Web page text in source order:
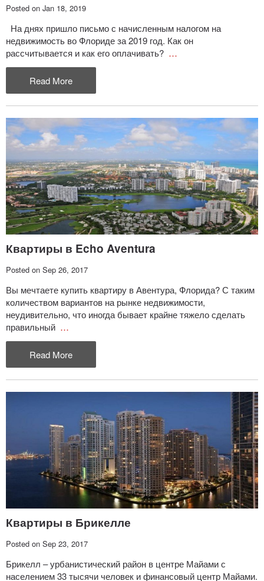
Posted on Jan 18, 2019
На днях пришло письмо с начисленным налогом на
недвижимость во Флориде за 2019 год. Как он
рассчитывается и как его оплачивать? …
Read More
Квартиры в Echo Aventura
Posted on Sep 26, 2017
Вы мечтаете купить квартиру в Авентура, Флорида? С таким
количеством вариантов на рынке недвижимости,
неудивительно, что иногда бывает крайне тяжело сделать
правильный …
Read More
Квартиры в Брикелле
Posted on Sep 23, 2017
Брикелл – урбанистический район в центре Майами с
населением 33 тысячи человек и финансовый центр Майами.